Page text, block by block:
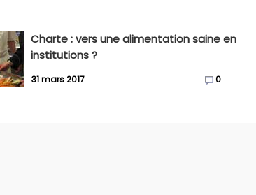
Charte : vers une alimentation saine en
institutions ?
31 mars 2017 0